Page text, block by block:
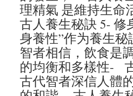
理精氣 是維持生
古人養生秘訣 5- 修
身養性”作为養生
智者相信，飲食是
的均衡和多樣性-
古代智者深信人體